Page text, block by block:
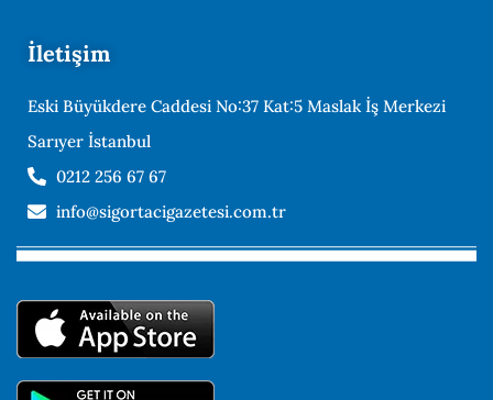
İletişim
Eski Büyükdere Caddesi No:37 Kat:5 Maslak İş Merkezi
Sarıyer İstanbul
0212 256 67 67
info@sigortacigazetesi.com.tr